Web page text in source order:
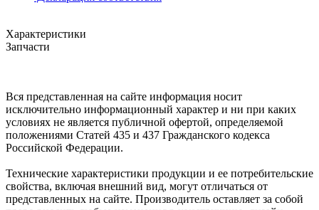
Характеристики
Запчасти
Вся представленная на сайте информация носит
исключительно информационный характер и ни при каких
условиях не является публичной офертой, определяемой
положениями Статей 435 и 437 Гражданского кодекса
Российской Федерации.
Технические характеристики продукции и ее потребительские
свойства, включая внешний вид, могут отличаться от
представленных на сайте. Производитель оставляет за собой